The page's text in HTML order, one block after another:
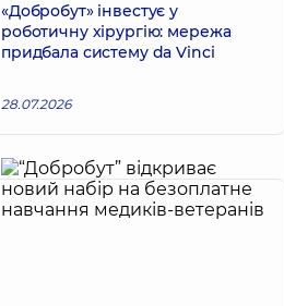
«Добробут» інвестує у
роботичну хірургію: мережа
придбала систему da Vinci
28.07.2026